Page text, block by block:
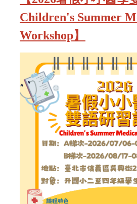
Children's Summer
Workshop】